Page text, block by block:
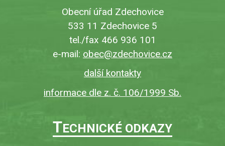
Obecní úřad Zdechovice
533 11 Zdechovice 5
tel./fax 466 936 101
e-mail: obec@zdechovice.cz
další kontakty
informace dle z. č. 106/1999 Sb.
TECHNICKÉ ODKAZY